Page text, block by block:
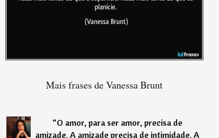
Mais frases de Vanessa Brunt
“O amor, para ser amor, precisa de
amizade. A amizade precisa de intimidade. A